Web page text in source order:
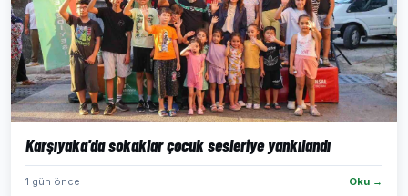
Karşıyaka'da sokaklar çocuk sesleriye yankılandı
1 gün önce Oku →